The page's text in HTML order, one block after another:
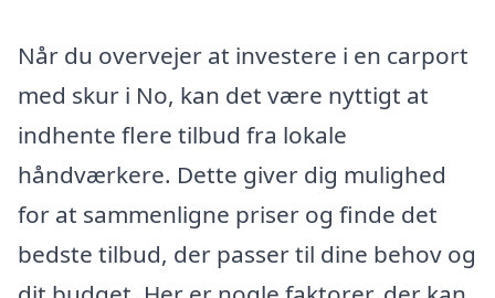
Når du overvejer at investere i en carport
med skur i No, kan det være nyttigt at
indhente flere tilbud fra lokale
håndværkere. Dette giver dig mulighed
for at sammenligne priser og finde det
bedste tilbud, der passer til dine behov og